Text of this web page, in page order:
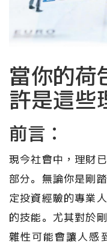
當你的荷
許是這些
前言：
現今社會中，理財
部分。無論你是剛
定投資經驗的專業
的技能。尤其對於
雜性可能會讓人感